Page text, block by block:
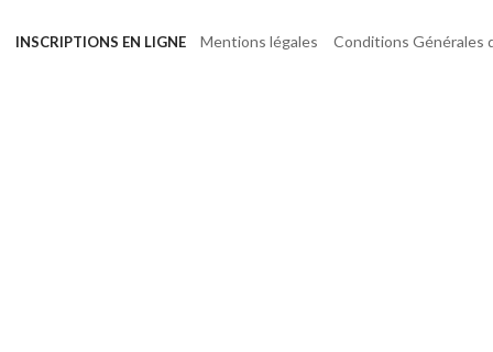
INSCRIPTIONS EN LIGNE Mentions légales Conditions Générales